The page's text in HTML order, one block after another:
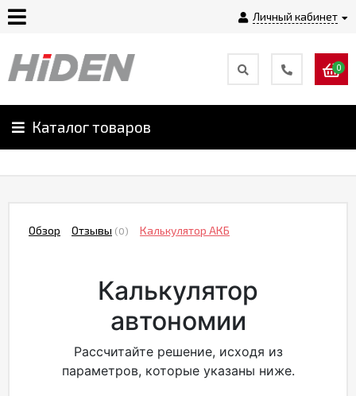
Личный кабинет
Главная
О
Оплата
0
Каталог товаров
Обзор Отзывы (0) Калькулятор АКБ
Калькулятор
автономии
Рассчитайте решение, исходя из
параметров, которые указаны ниже.